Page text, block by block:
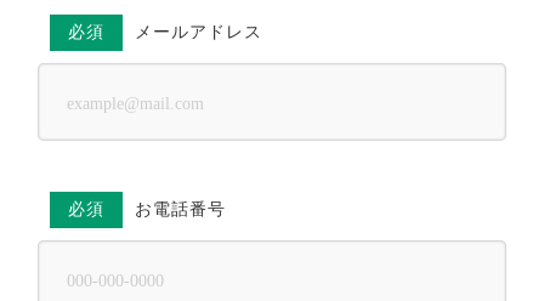
必須 メールアドレス
必須 お電話番号